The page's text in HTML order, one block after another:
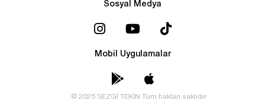
Sosyal Medya
Mobil Uygulamalar
© 2025 SEZGİ TEKİN Tüm hakları saklıdır